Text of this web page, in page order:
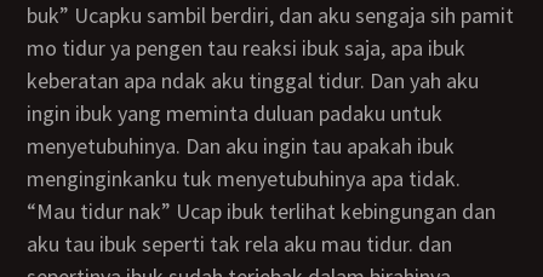
buk” Ucapku sambil berdiri, dan aku sengaja sih pamit
mo tidur ya pengen tau reaksi ibuk saja, apa ibuk
keberatan apa ndak aku tinggal tidur. Dan yah aku
ingin ibuk yang meminta duluan padaku untuk
menyetubuhinya. Dan aku ingin tau apakah ibuk
menginginkanku tuk menyetubuhinya apa tidak.
“Mau tidur nak” Ucap ibuk terlihat kebingungan dan
aku tau ibuk seperti tak rela aku mau tidur. dan